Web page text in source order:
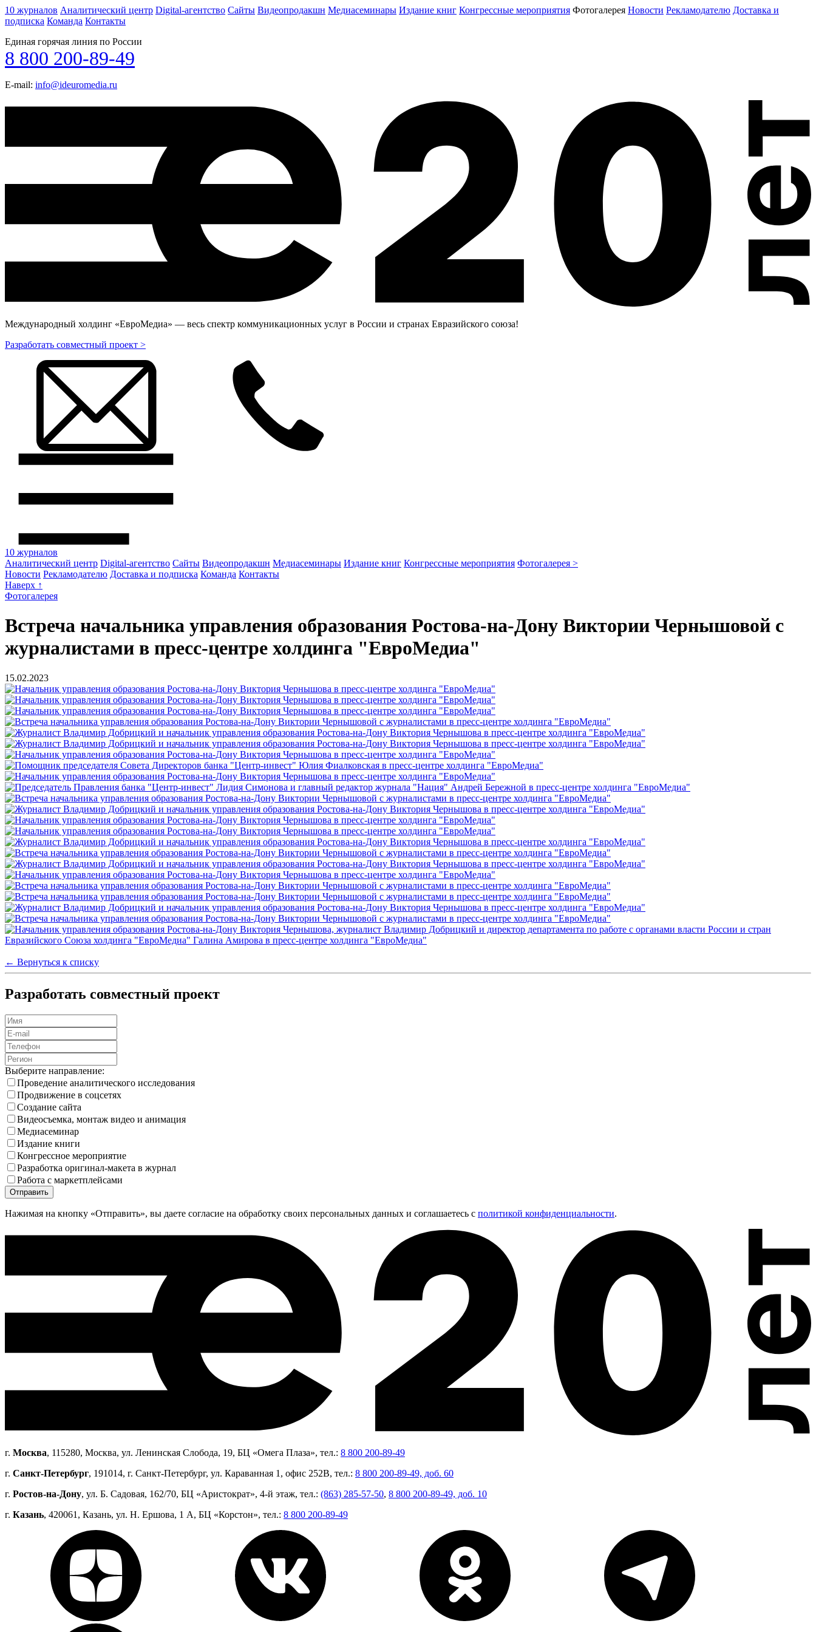
10 журналов Аналитический центр Digital-агентство Сайты Видеопродакшн Медиасеминары Издание книг Конгрессные мероприятия Фотогалерея Новости Рекламодателю Доставка и
подписка Команда Контакты
Единая горячая линия по России
8 800 200-89-49
E-mail: info@ideuromedia.ru
Международный холдинг «ЕвроМедиа» — весь спектр коммуникационных услуг в России и странах Евразийского союза!
Разработать совместный проект >
10 журналов
Аналитический центр Digital-агентство Сайты Видеопродакшн Медиасеминары Издание книг Конгрессные мероприятия Фотогалерея >
Новости Рекламодателю Доставка и подписка Команда Контакты
Наверх ↑
Фотогалерея
Встреча начальника управления образования Ростова-на-Дону Виктории Чернышовой с
журналистами в пресс-центре холдинга "ЕвроМедиа"
15.02.2023
← Вернуться к списку
Разработать совместный проект
Выберите направление:
Проведение аналитического исследования
Продвижение в соцсетях
Создание сайта
Видеосъемка, монтаж видео и анимация
Медиа­семинар
Издание книги
Конгрессное мероприятие
Разработка оригинал-макета в журнал
Работа с маркетплейсами
Нажимая на кнопку «Отправить», вы даете согласие на обработку своих персональных данных и соглашаетесь с политикой конфиденциальности.
г. Москва, 115280, Москва, ул. Ленинская Слобода, 19, БЦ «Омега Плаза», тел.: 8 800 200-89-49
г. Санкт-Петербург, 191014, г. Санкт-Петербург, ул. Караванная 1, офис 252В, тел.: 8 800 200-89-49, доб. 60
г. Ростов-на-Дону, ул. Б. Садовая, 162/70, БЦ «Аристократ», 4-й этаж, тел.: (863) 285-57-50, 8 800 200-89-49, доб. 10
г. Казань, 420061, Казань, ул. Н. Ершова, 1 А, БЦ «Корстон», тел.: 8 800 200-89-49